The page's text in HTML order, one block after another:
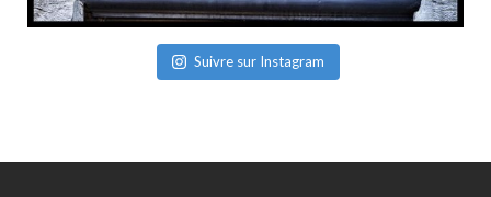
Suivre sur Instagram